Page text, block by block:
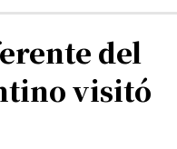
del
visitó